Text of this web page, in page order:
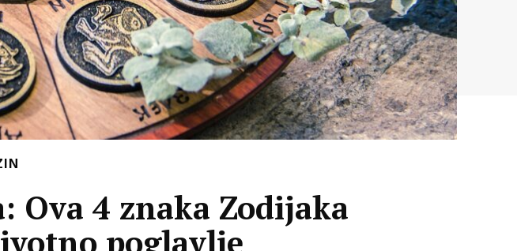
Ova 4 znaka Zodijaka
poglavlje